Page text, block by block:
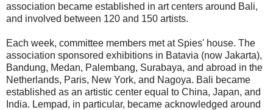
association became established in art centers around Bali,
and involved between 120 and 150 artists.
Each week, committee members met at Spies' house. The
association sponsored exhibitions in Batavia (now Jakarta),
Bandung, Medan, Palembang, Surabaya, and abroad in the
Netherlands, Paris, New York, and Nagoya. Bali became
established as an artistic center equal to China, Japan, and
India. Lempad, in particular, became acknowledged around